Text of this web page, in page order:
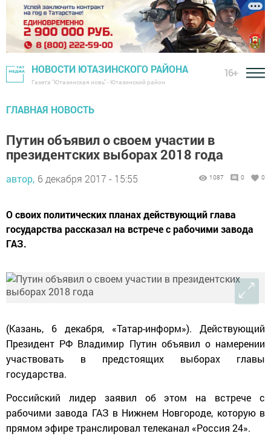
НОВОСТИ ЮТАЗИНСКОГО РАЙОНА
Газета "Ютазинская новь" - Ютазинский район
16+
ГЛАВНАЯ НОВОСТЬ
Путин объявил о своем участии в
президентских выборах 2018 года
автор, 6 декабря 2017 - 15:55 1087 0 0
О своих политических планах действующий глава
государства рассказал на встрече с рабочими завода
ГАЗ.
(Казань, 6 декабря, «Татар-информ»). Действующий
Президент РФ Владимир Путин объявил о намерении
участвовать в предстоящих выборах главы
государства.
Российский лидер заявил об этом на встрече с
рабочими завода ГАЗ в Нижнем Новгороде, которую в
прямом эфире транслировал телеканал «Россия 24».